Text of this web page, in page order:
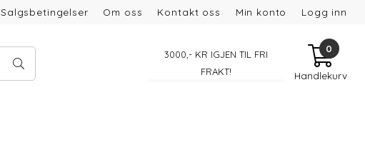
Salgsbetingelser Om oss Kontakt oss Min konto Logg inn
3000 ,- KR IGJEN TIL FRI
FRAKT!
0
Handlekurv